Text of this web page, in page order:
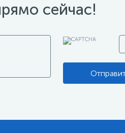
сейчас!